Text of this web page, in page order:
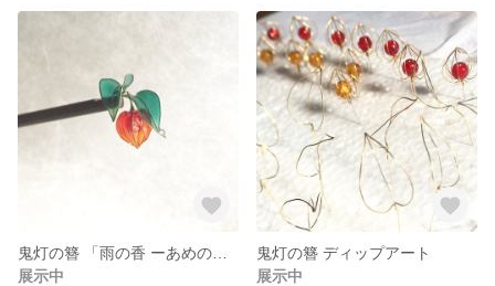
展示中
鬼灯の簪 ディップアート
展示中